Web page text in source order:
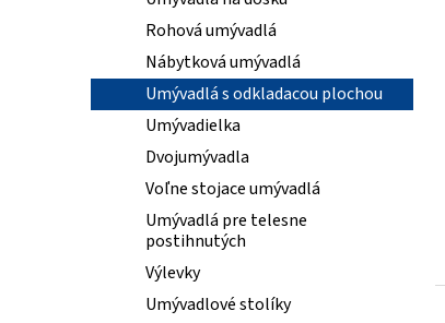
Rohová umývadlá
Nábytková umývadlá
Umývadlá s odkladacou plochou
Umývadielka
Dvojumývadla
Voľne stojace umývadlá
Umývadlá pre telesne
postihnutých
Výlevky
Umývadlové stolíky